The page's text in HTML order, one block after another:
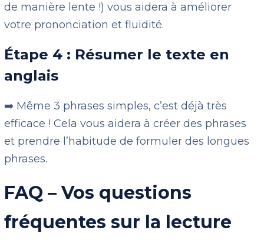
de manière lente !) vous aidera à améliorer
votre prononciation et fluidité.
Étape 4 : Résumer le texte en
anglais
➡️ Même 3 phrases simples, c’est déjà très
efficace ! Cela vous aidera à créer des phrases
et prendre l’habitude de formuler des longues
phrases.
FAQ – Vos questions
fréquentes sur la lecture